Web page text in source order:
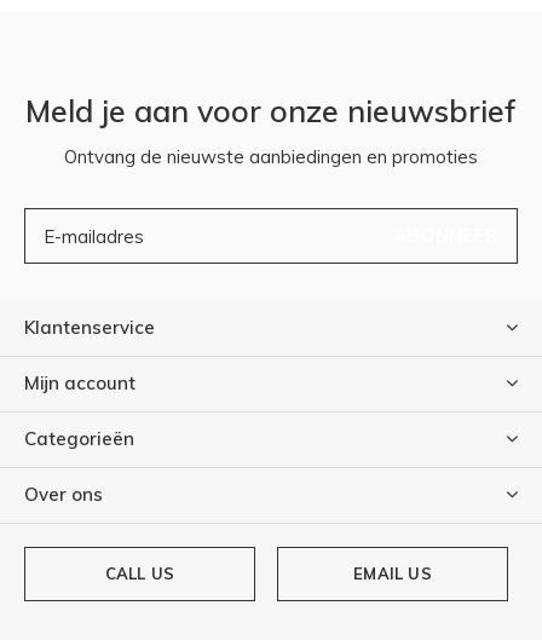
Meld je aan voor onze nieuwsbrief
Ontvang de nieuwste aanbiedingen en promoties
Klantenservice
Mijn account
Categorieën
Over ons
CALL US EMAIL US